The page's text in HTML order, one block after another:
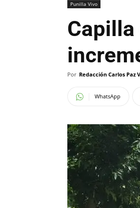
Punilla Vivo
Por Redacción Carlos Paz
WhatsApp